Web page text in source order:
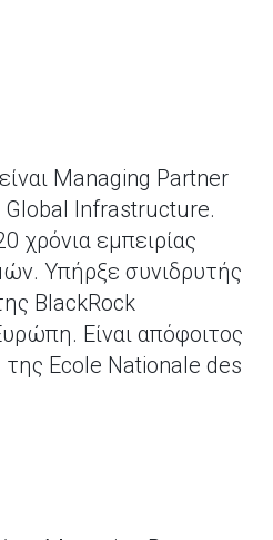
Managing Partner
Global Infrastructure.
χρόνια εμπειρίας
Υπήρξε συνιδρυτής
BlackRock
Είναι απόφοιτος
της Ecole Nationale des